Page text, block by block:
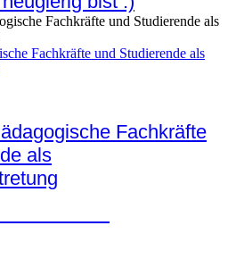
Fachkräfte und Studierende als
Fachkräfte
als